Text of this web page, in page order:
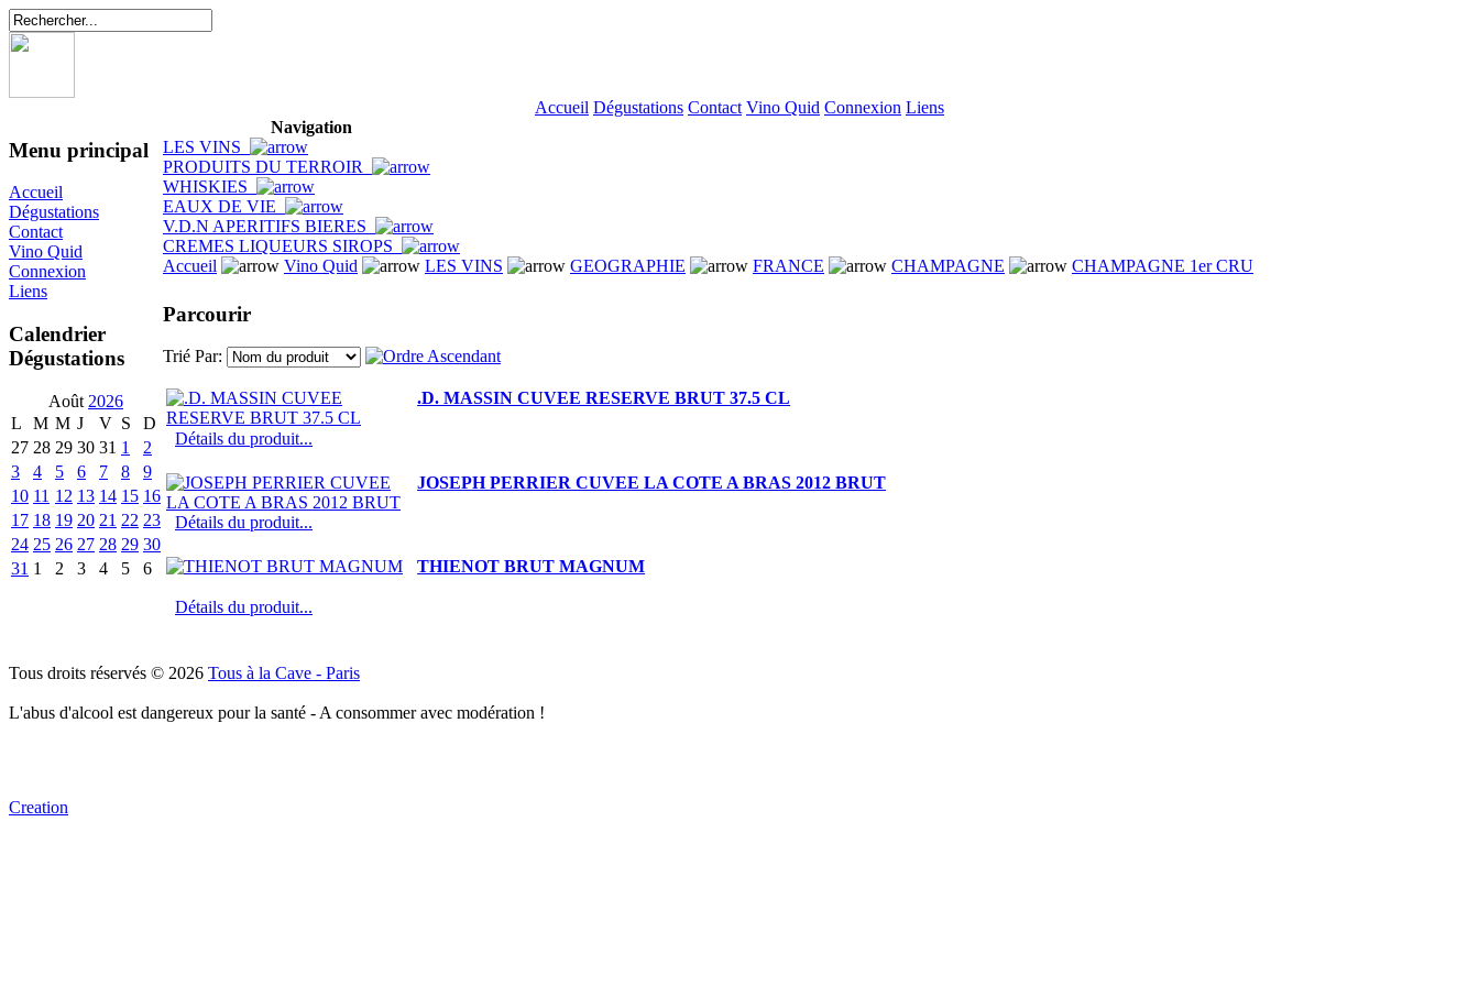
Accueil Dégustations Contact Vino Quid Connexion Liens
Menu principal
Accueil
Dégustations
Contact
Vino Quid
Connexion
Liens
Calendrier
Dégustations
Août 2026
L
M M J V S
D
27 28 29 30 31 1
2
3
4 5 6 7 8
9
10 11 12 13 14 15 16
17 18 19 20 21 22 23
24 25 26 27 28 29 30
31 1 2 3 4 5 6
Navigation
LES VINS
PRODUITS DU TERROIR
WHISKIES
EAUX DE VIE
V.D.N APERITIFS BIERES
CREMES LIQUEURS SIROPS
Accueil
Vino Quid LES VINS GEOGRAPHIE FRANCE CHAMPAGNE CHAMPAGNE 1er CRU
Parcourir
Trié Par:
.D. MASSIN CUVEE RESERVE BRUT 37.5 CL
Détails du produit...
JOSEPH PERRIER CUVEE LA COTE A BRAS 2012 BRUT
Détails du produit...
THIENOT BRUT MAGNUM
Détails du produit...
Tous droits réservés © 2026 Tous à la Cave - Paris
L'abus d'alcool est dangereux pour la santé - A consommer avec modération !
Creation